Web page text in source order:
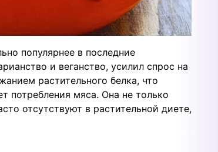
популярнее в последние
и веганство, усилил спрос на
растительного белка, что
потребления мяса. Она не только
отсутствуют в растительной диете,